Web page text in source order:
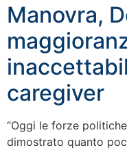
Manovra,
caregiver
“Oggi le forze
dimostrato quanto